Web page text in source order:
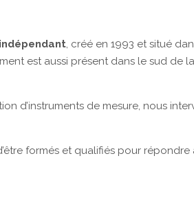
, créé en 1993 et situé
est aussi présent dans le sud de
d’instruments de mesure, nous
formés et qualifiés pour